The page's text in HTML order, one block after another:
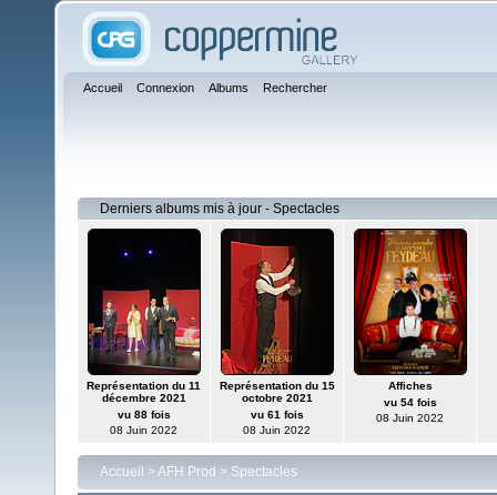
Accueil Connexion Albums Rechercher
Derniers albums mis à jour - Spectacles
Représentation du 11
décembre 2021
vu 88 fois
08 Juin 2022
Représentation du 15
octobre 2021
vu 61 fois
08 Juin 2022
Affiches
vu 54 fois
08 Juin 2022
Accueil >AFH Prod > Spectacles